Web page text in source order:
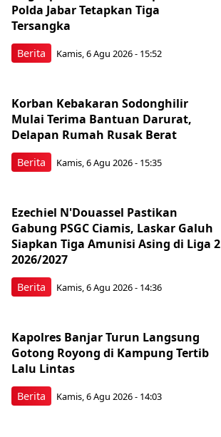
Berita
Polda Jabar Tetapkan Tiga
Tersangka
Kamis, 6 Agu 2026 - 15:52
Berita
Korban Kebakaran Sodonghilir
Mulai Terima Bantuan Darurat,
Delapan Rumah Rusak Berat
Kamis, 6 Agu 2026 - 15:35
Berita
Ezechiel N'Douassel Pastikan
Gabung PSGC Ciamis, Laskar Galuh
Siapkan Tiga Amunisi Asing di Liga 2
2026/2027
Kamis, 6 Agu 2026 - 14:36
Berita
Kapolres Banjar Turun Langsung
Gotong Royong di Kampung Tertib
Lalu Lintas
Kamis, 6 Agu 2026 - 14:03